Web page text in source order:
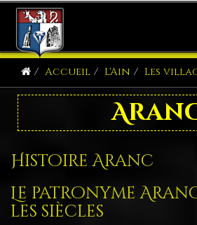
Accueil L'Ain Les
Histoire Aranc
Le patronyme
les siècles